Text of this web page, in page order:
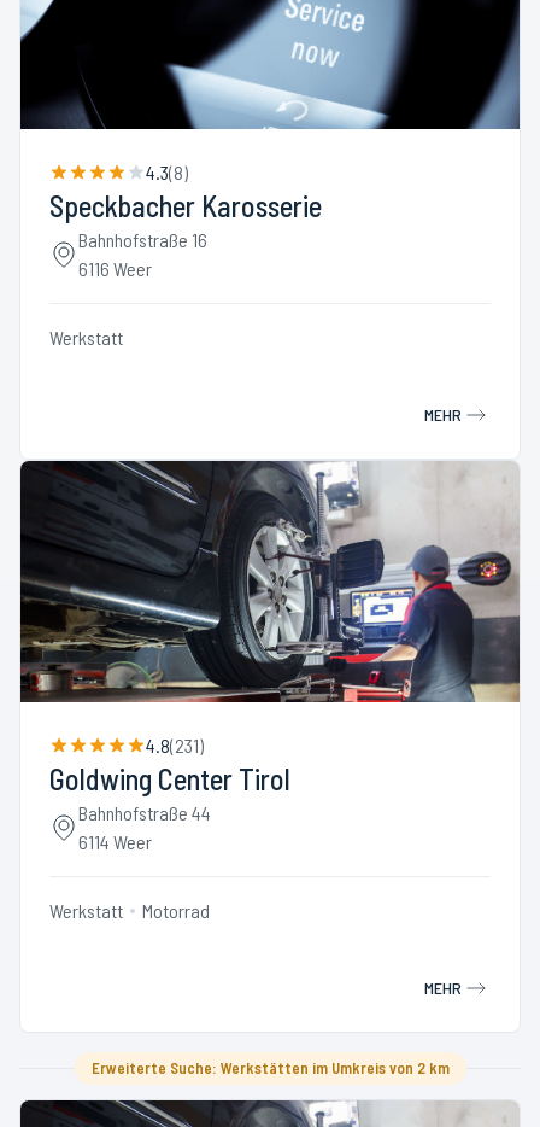
4.3(8)
Speckbacher Karosserie
Bahnhofstraße 16
6116 Weer
Werkstatt
MEHR
4.8(231)
Goldwing Center Tirol
Bahnhofstraße 44
6114 Weer
Werkstatt Motorrad
MEHR
Erweiterte Suche: Werkstätten im Umkreis von 2 km